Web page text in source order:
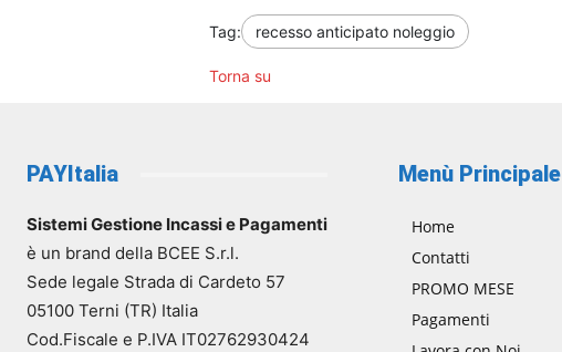
Tag: recesso anticipato noleggio
Torna su
PAYItalia
Sistemi Gestione Incassi e Pagamenti
è un brand della BCEE S.r.l.
Sede legale Strada di Cardeto 57
05100 Terni (TR) Italia
Cod.Fiscale e P.IVA IT02762930424
Menù Principale
Home
Contatti
PROMO MESE
Pagamenti